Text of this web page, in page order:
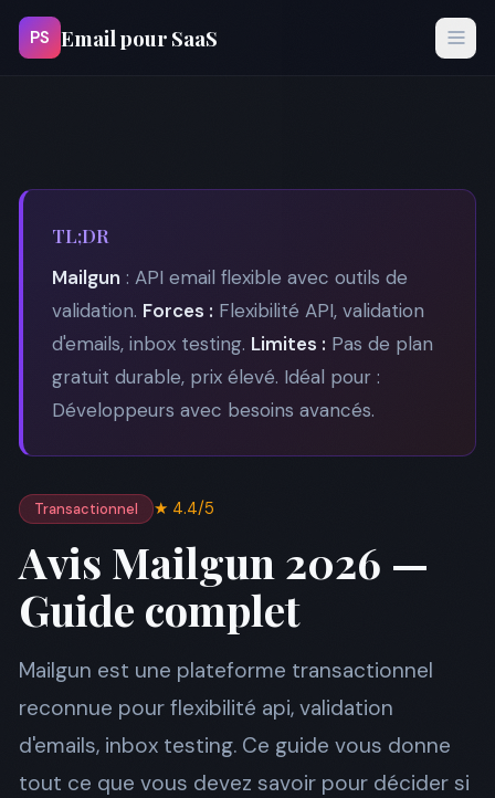
PS Email pour SaaS
TL;DR
Mailgun : API email flexible avec outils de
validation. Forces : Flexibilité API, validation
d'emails, inbox testing. Limites : Pas de plan
gratuit durable, prix élevé. Idéal pour :
Développeurs avec besoins avancés.
Transactionnel ★ 4.4/5
Avis Mailgun 2026 —
Guide complet
Mailgun est une plateforme transactionnel
reconnue pour flexibilité api, validation
d'emails, inbox testing. Ce guide vous donne
tout ce que vous devez savoir pour décider si